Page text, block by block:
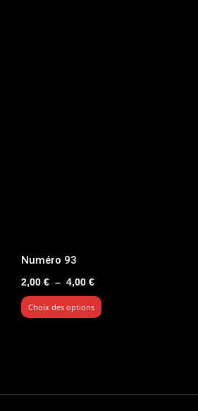
Numéro 93
2,00 € – 4,00 €Plage
de
prix :
Choix des options